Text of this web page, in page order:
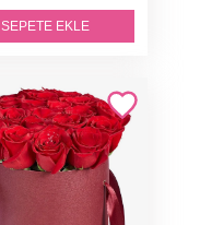
SEPETE EKLE